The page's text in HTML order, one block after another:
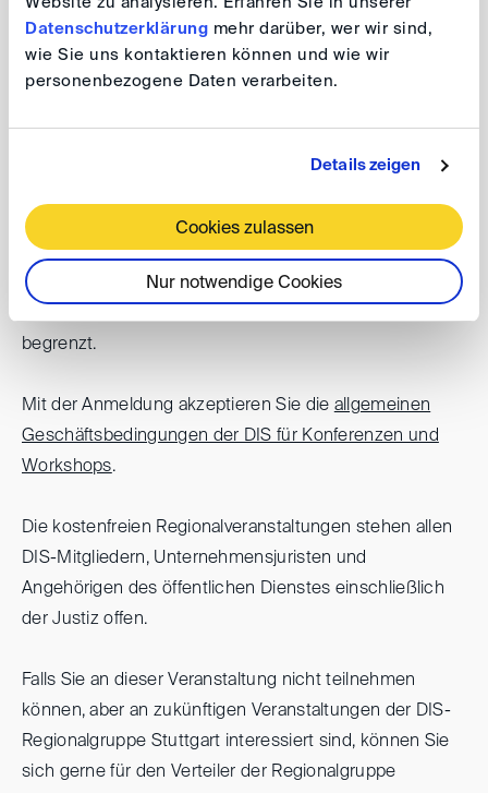
Datenschutzerklärung mehr darüber, wer wir sind,
wie Sie uns kontaktieren können und wie wir
personenbezogene Daten verarbeiten.
Details zeigen
Cookies zulassen
Nur notwendige Cookies
Referent
Bernd Odörfer
, Richter am Bundesgerichtshof und
Bitte melden Sie sichbis zum 26. Juni 2026unter
folgender E-Mail-Adresse an:
begrenzt.
Mit der Anmeldung akzeptieren Sie die allgemeinen
Geschäftsbedingungen der DIS für Konferenzen und
Workshops.
Die kostenfreien Regionalveranstaltungen stehen allen
DIS-Mitgliedern, Unternehmensjuristen und
Angehörigen des öffentlichen Dienstes einschließlich
der Justiz offen.
Falls Sie an dieser Veranstaltung nicht teilnehmen
können, aber an zukünftigen Veranstaltungen der DIS-
Regionalgruppe Stuttgart interessiert sind, können Sie
sich gerne für den Verteiler der Regionalgruppe